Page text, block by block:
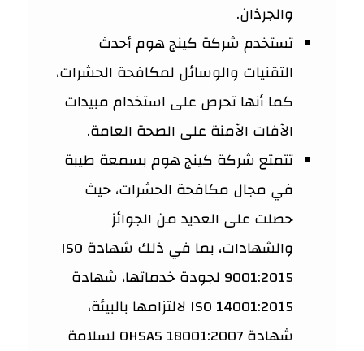
والجرذان.
تستخدم شركة كينج هوم أحدث
التقنيات والوسائل لمكافحة الحشرات،
كما أنها تحرص على استخدام مبيدات
الآفات الآمنة على الصحة العامة.
تتمتع شركة كينج هوم بسمعة طيبة
في مجال مكافحة الحشرات، حيث
حصلت على العديد من الجوائز
والشهادات، بما في ذلك شهادة ISO
9001:2015 لجودة خدماتها، شهادة
ISO 14001:2015 لالتزامها بالبيئة،
شهادة OHSAS 18001:2007 لسلامة